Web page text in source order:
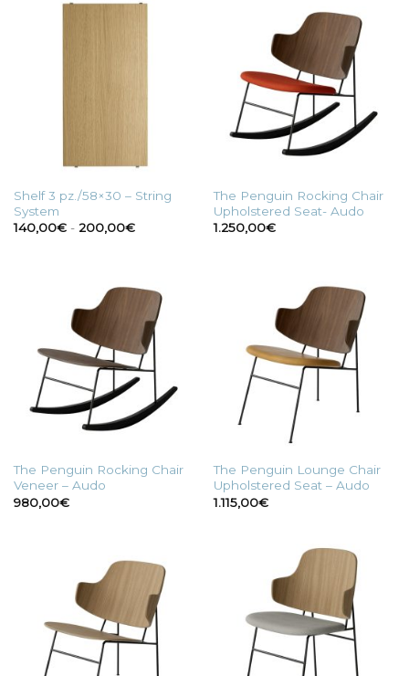
a
226,00€
Shelf 3 pz./58×30 – String
System
140,00€ - 200,00€Fascia
a
200,00€
The Penguin Rocking Chair
Upholstered Seat- Audo
1.250,00€
The Penguin Rocking Chair
Veneer – Audo
980,00€
The Penguin Lounge Chair
Upholstered Seat – Audo
1.115,00€